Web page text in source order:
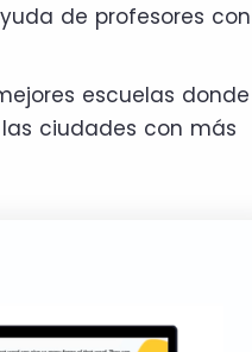
de profesores con
escuelas donde
ciudades con más